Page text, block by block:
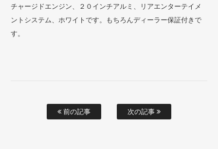
チャージドエンジン、２０インチアルミ、リアエンターテイメ
ントシステム、ホワイトです。もちろんディーラー保証付きで
す。
前の記事 次の記事